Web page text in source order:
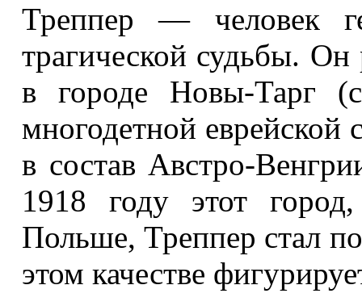
Треппер — человек
трагической судьбы.
в городе Новы-Тарг
многодетной еврейской
в состав Австро-
1918 году этот
Польше, Треппер стал
этом качестве